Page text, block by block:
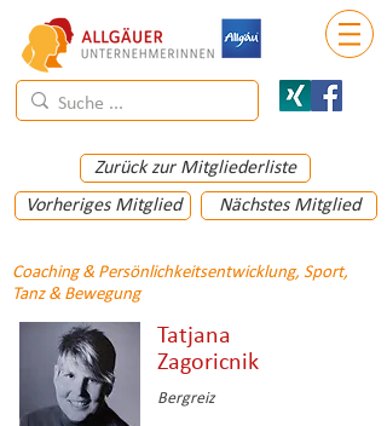
Zurück zur Mitgliederliste
Vorheriges Mitglied
Nächstes Mitglied
Coaching & Persönlichkeitsentwicklung, Sport,
Tanz & Bewegung
Tatjana
Zagoricnik
Bergreiz